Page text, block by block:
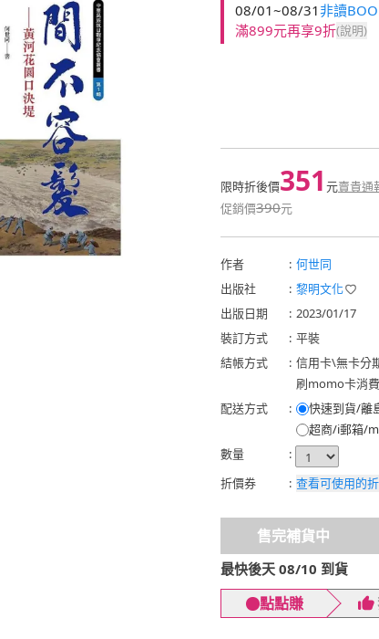
08/01~08/31非讀
滿899元再享9折(說明)
限時折後價351 元賣貴通
促銷價390元
作者 : 何世同
出版社
: 黎明文化
出版日期
: 2023/01/17
裝訂方式
: 平裝
結帳方式
: 信用卡\無卡分
刷momo卡消
配送方式
: 快速到貨/離
超商/i郵箱/
數量
:
折價券
: 查看可使用的
售完補貨中
最快後天 08/10 到貨
點點賺